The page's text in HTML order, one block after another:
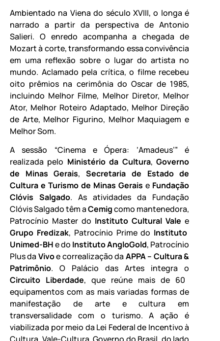
Ambientado na Viena do século XVIII, o longa é
narrado a partir da perspectiva de Antonio
Salieri. O enredo acompanha a chegada de
Mozart à corte, transformando essa convivência
em uma reflexão sobre o lugar do artista no
mundo. Aclamado pela crítica, o filme recebeu
oito prêmios na cerimônia do Oscar de 1985,
incluindo Melhor Filme, Melhor Diretor, Melhor
Ator, Melhor Roteiro Adaptado, Melhor Direção
de Arte, Melhor Figurino, Melhor Maquiagem e
Melhor Som.
A sessão “Cinema e Ópera: ‘Amadeus’” é
realizada pelo Ministério da Cultura,Governo
de Minas Gerais,Secretaria de Estado de
Cultura e Turismo de Minas Gerais e Fundação
Clóvis Salgado. As atividades da Fundação
Clóvis Salgado têm aCemigcomo mantenedora,
Patrocínio Master do Instituto Cultural Vale e
Grupo Fredizak, Patrocínio Prime do Instituto
Unimed-BHe do Instituto AngloGold, Patrocínio
Plus da Vivoe correalização da APPA – Cultura &
Patrimônio. O Palácio das Artes integra o
Circuito Liberdade, que reúne mais de 60
equipamentos com as mais variadas formas de
manifestação de arte e cultura em
transversalidade com o turismo. A ação é
viabilizada por meio da Lei Federal de Incentivo à